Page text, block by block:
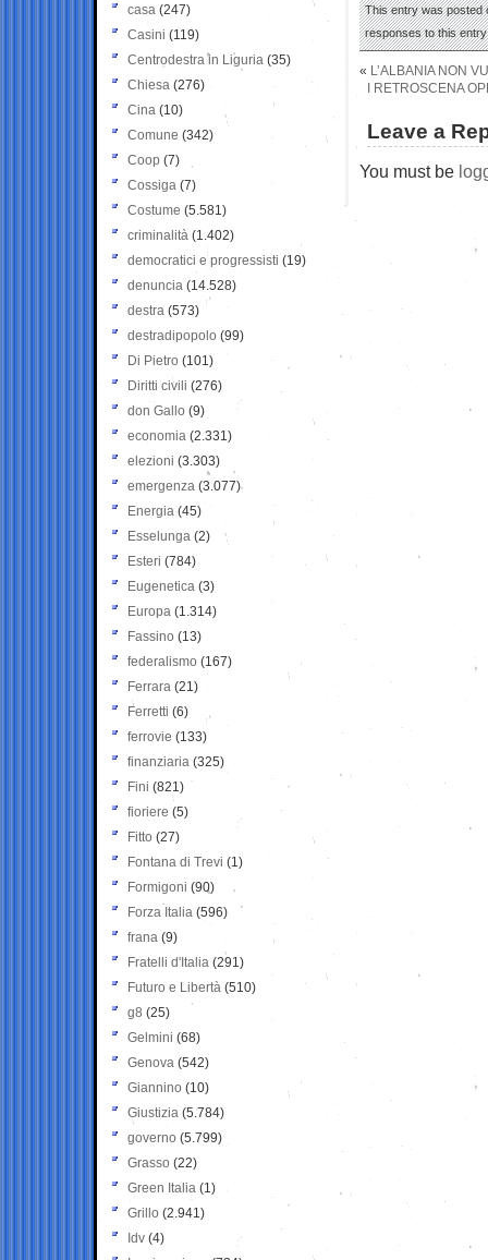
This entry was posted
responses to this
« L’ALBANIA NON
I RETROSCENA
Leave a
You must be
casa (247)
Casini (119)
Centrodestra in Liguria (35)
Chiesa (276)
Cina (10)
Comune (342)
Coop (7)
Cossiga (7)
Costume (5.581)
criminalità (1.402)
democratici e progressisti (19)
denuncia (14.528)
destra (573)
destradipopolo (99)
Di Pietro (101)
Diritti civili (276)
don Gallo (9)
economia (2.331)
elezioni (3.303)
emergenza (3.077)
Energia (45)
Esselunga (2)
Esteri (784)
Eugenetica (3)
Europa (1.314)
Fassino (13)
federalismo (167)
Ferrara (21)
Ferretti (6)
ferrovie (133)
finanziaria (325)
Fini (821)
fioriere (5)
Fitto (27)
Fontana di Trevi (1)
Formigoni (90)
Forza Italia (596)
frana (9)
Fratelli d'Italia (291)
Futuro e Libertà (510)
g8 (25)
Gelmini (68)
Genova (542)
Giannino (10)
Giustizia (5.784)
governo (5.799)
Grasso (22)
Green Italia (1)
Grillo (2.941)
Idv (4)